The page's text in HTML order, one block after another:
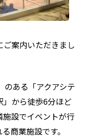
案内いただきまし
のある「アクアシテ
」から徒歩6分ほど
施設でイベントが行
商業施設です。